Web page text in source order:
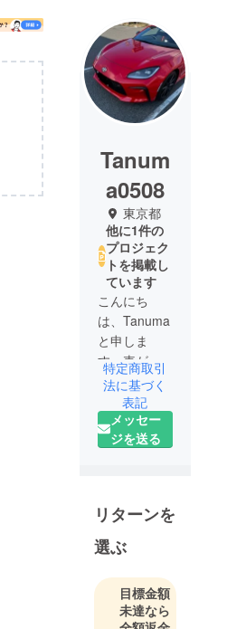
Tanum
a0508
東京都
他に1件の
プロジェク
トを掲載し
ています
こんにち
は、Tanuma
と申しま
す。車が大
好きです。
ご支援のほ
ど、どうぞ
よろしくお
特定商取引
法に基づく
表記
メッセー
ジを送る
リターンを
選ぶ
目標金額
未達なら